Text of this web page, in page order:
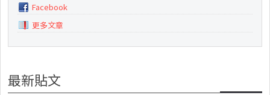
Facebook
更多文章
最新貼文